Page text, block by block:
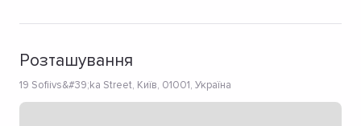
Розташування
19 Sofiivs&#39;ka Street, Київ, 01001, Україна